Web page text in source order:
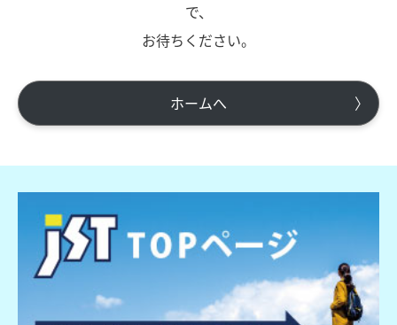
で、
お待ちください。
ホームへ